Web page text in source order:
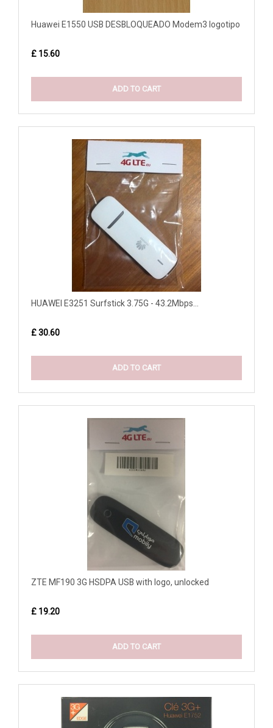
Huawei E1550 USB DESBLOQUEADO Modem3 logotipo
£ 15.60
ADD TO CART
HUAWEI E3251 Surfstick 3.75G - 43.2Mbps...
£ 30.60
ADD TO CART
ZTE MF190 3G HSDPA USB with logo, unlocked
£ 19.20
ADD TO CART